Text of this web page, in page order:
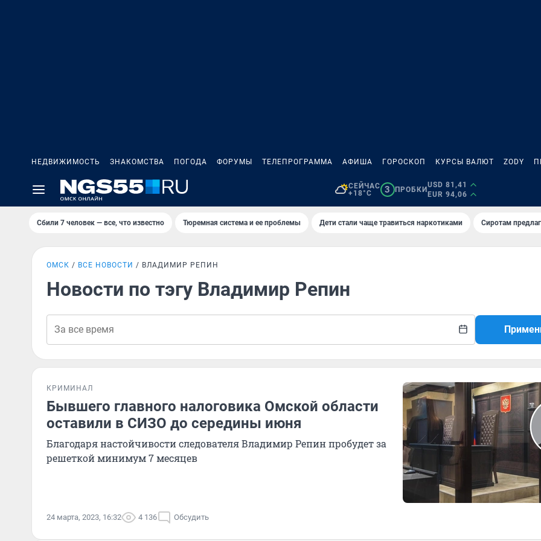
НЕДВИЖИМОСТЬ ЗНАКОМСТВА ПОГОДА ФОРУМЫ ТЕЛЕПРОГРАММА АФИША ГОРОСКОП КУРСЫ ВАЛЮТ ZODY
СЕЙЧАС
+18°C
3 ПРОБКИ
USD 81,41
EUR 94,06
Сбили 7 человек — все, что известно Тюремная система и ее проблемы Дети стали чаще травиться наркотиками Сиротам
ОМСК ВСЕ НОВОСТИ ВЛАДИМИР РЕПИН
Новости по тэгу Владимир Репин
КРИМИНАЛ
Бывшего главного налоговика Омской области
оставили в СИЗО до середины июня
Благодаря настойчивости следователя Владимир Репин пробудет за
решеткой минимум 7 месяцев
24 марта, 2023, 16:32 4 136 Обсудить